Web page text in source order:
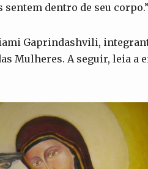
dentro de seu corpo.”
Gaprindashvili,
Mulheres. A seguir, leia a